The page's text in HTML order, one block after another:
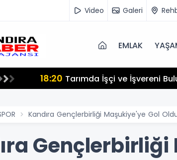
Video Galeri
EMLAK
18:20 Tarımda İşçi ve İşvereni
Kandıra Gençlerbirliği Maşukiye'ye Gol
Gençlerbirliği